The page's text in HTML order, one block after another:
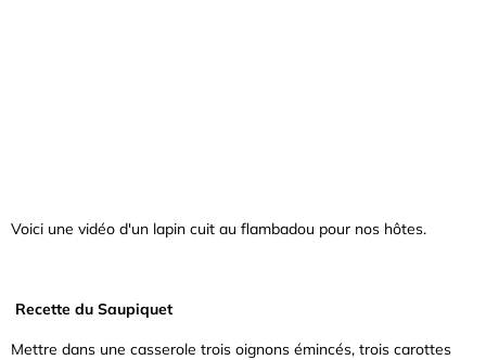
Voici une vidéo d'un lapin cuit au flambadou pour nos hôtes.
Recette du Saupiquet
Mettre dans une casserole trois oignons émincés, trois carottes